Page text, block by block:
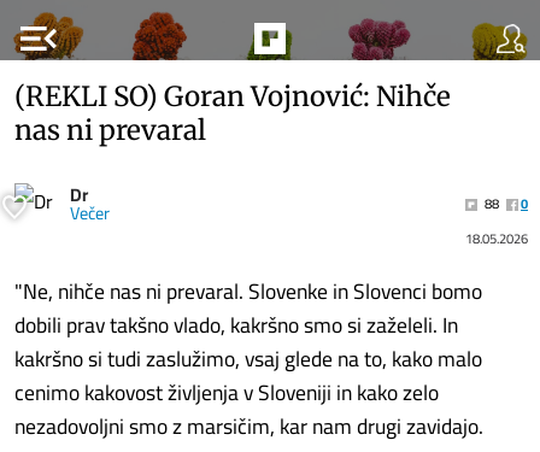
menu_open
(REKLI SO) Goran Vojnović: Nihče
nas ni prevaral
Dr
Večer 88
0
18.05.2026
"Ne, nihče nas ni prevaral. Slovenke in Slovenci bomo
dobili prav takšno vlado, kakršno smo si zaželeli. In
kakršno si tudi zaslužimo, vsaj glede na to, kako malo
cenimo kakovost življenja v Sloveniji in kako zelo
nezadovoljni smo z marsičim, kar nam drugi zavidajo.